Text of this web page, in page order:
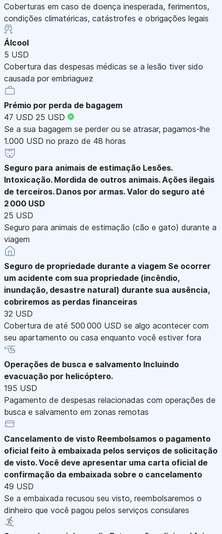
Coberturas em caso de doença inesperada, ferimentos,
condições climatéricas, catástrofes e obrigações legais
Álcool
5 USD
Cobertura das despesas médicas se a lesão tiver sido
causada por embriaguez
Prémio por perda de bagagem
47 USD 25 USD
Se a sua bagagem se perder ou se atrasar, pagamos-lhe
1.000 USD no prazo de 48 horas
Seguro para animais de estimação Lesões.
Intoxicação. Mordida de outros animais. Ações ilegais
de terceiros. Danos por armas. Valor do seguro até
2 000 USD
25 USD
Seguro para animais de estimação (cão e gato) durante a
viagem
Seguro de propriedade durante a viagem Se ocorrer
um acidente com sua propriedade (incêndio,
inundação, desastre natural) durante sua ausência,
cobriremos as perdas financeiras
32 USD
Cobertura de até 500 000 USD se algo acontecer com
seu apartamento ou casa enquanto você estiver fora
Operações de busca e salvamento Incluindo
evacuação por helicóptero.
195 USD
Pagamento de despesas relacionadas com operações de
busca e salvamento em zonas remotas
Cancelamento de visto Reembolsamos o pagamento
oficial feito à embaixada pelos serviços de solicitação
de visto. Você deve apresentar uma carta oficial de
confirmação da embaixada sobre o cancelamento
49 USD
Se a embaixada recusou seu visto, reembolsaremos o
dinheiro que você pagou pelos serviços consulares